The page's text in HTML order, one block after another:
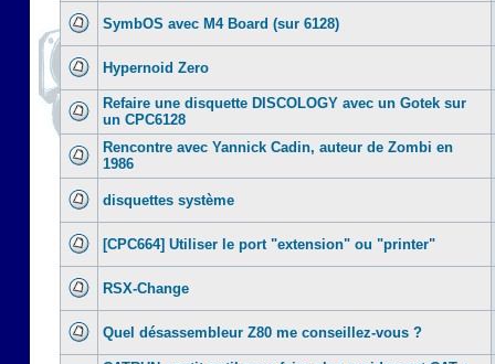
SymbOS avec M4 Board (sur 6128)
Hypernoid Zero
Refaire une disquette DISCOLOGY avec un Gotek sur
un CPC6128
Rencontre avec Yannick Cadin, auteur de Zombi en
1986
disquettes système
[CPC664] Utiliser le port "extension" ou "printer"
RSX-Change
Quel désassembleur Z80 me conseillez-vous ?